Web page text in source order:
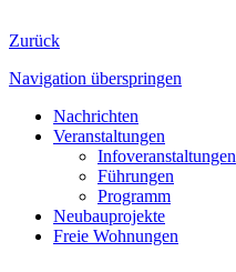
Zurück
Navigation überspringen
Nachrichten
Veranstaltungen
Infoveranstaltungen
Führungen
Programm
Neubauprojekte
Freie Wohnungen